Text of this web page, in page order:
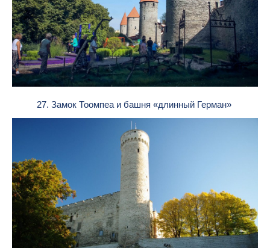
27. Замок Тоомпеа и башня «длинный Герман»